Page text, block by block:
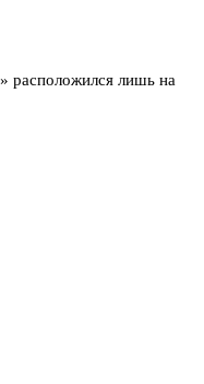
расположился лишь на